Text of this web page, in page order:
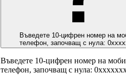
Въведете 10-цифрен номер на
телефон, започващ с нула:
Въведете 10-цифрен номер на
телефон, започващ с нула: